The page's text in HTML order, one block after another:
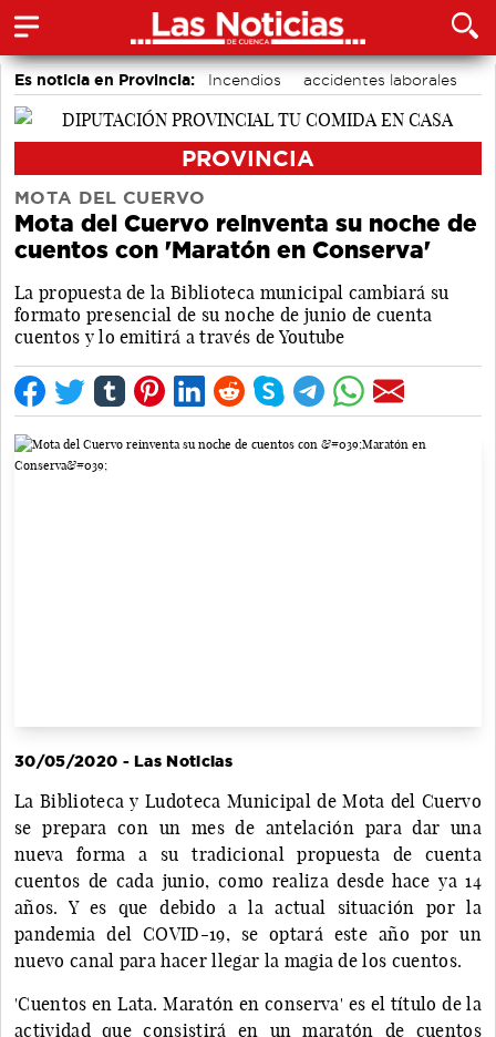
Es noticia en Provincia: Incendios
accidentes laborales
Medio Ambiente
PROVINCIA
MOTA DEL CUERVO
Mota del Cuervo reinventa su noche de
cuentos con 'Maratón en Conserva'
La propuesta de la Biblioteca municipal cambiará su
formato presencial de su noche de junio de cuenta
cuentos y lo emitirá a través de Youtube
30/05/2020 - Las Noticias
La Biblioteca y Ludoteca Municipal de Mota del Cuervo
se prepara con un mes de antelación para dar una
nueva forma a su tradicional propuesta de cuenta
cuentos de cada junio, como realiza desde hace ya 14
años. Y es que debido a la actual situación por la
pandemia del COVID-19, se optará este año por un
nuevo canal para hacer llegar la magia de los cuentos.
'Cuentos en Lata. Maratón en conserva' es el título de la
actividad que consistirá en un maratón de cuentos